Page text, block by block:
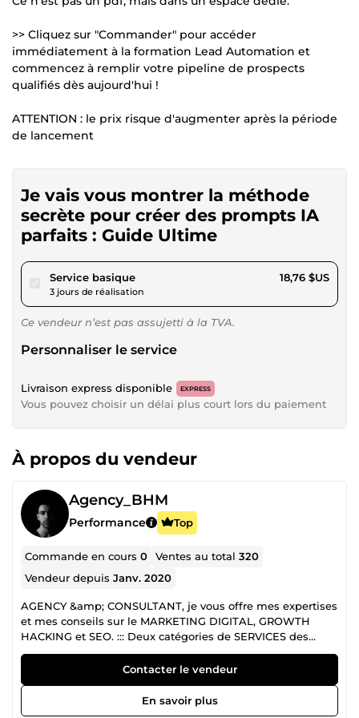
>> Cliquez sur "Commander" pour accéder
immédiatement à la formation Lead Automation et
commencez à remplir votre pipeline de prospects
qualifiés dès aujourd'hui !
ATTENTION : le prix risque d'augmenter après la période
de lancement
Je vais vous montrer la méthode
secrète pour créer des prompts IA
parfaits : Guide Ultime
Service basiquepour 17,29 $US
3 jours de réalisation
18,76 $US
Ce vendeur n’est pas assujetti à la TVA.
Personnaliser le service
Livraison express disponible EXPRESS
Vous pouvez choisir un délai plus court lors du paiement
À propos du vendeur
Agency_BHM
Performance Top
Commande en cours0 Ventes au total320
Vendeur depuisJanv. 2020
AGENCY &amp; CONSULTANT, je vous offre mes expertises
et mes conseils sur le MARKETING DIGITAL, GROWTH
HACKING et SEO. ::: Deux catégories de SERVICES des
FORMATIONS &amp; PRESTATION DE SERVICES en
entreprise, site ou compte de réseaux social, je suis là pour
votre BRANDING essentiel en 2026. FORMATIONS : Je vous
Contacter le vendeur
En savoir plus